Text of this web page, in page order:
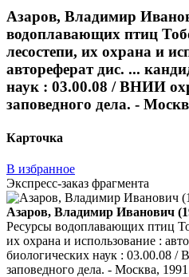
Азаров, Владимир
водоплавающих птиц
лесостепи, их охрана и
автореферат дис. ...
наук : 03.00.08 / ВНИИ
заповедного дела. -
Карточка
В избранное
Экспресс-заказ фрагмента
Азаров, Владимир Иванович
Ресурсы водоплавающих птиц
их охрана и использование :
биологических наук : 03.00.08
заповедного дела. - Москва,